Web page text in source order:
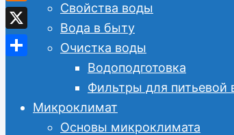
Свойства воды
Вода в быту
Очистка воды
Водоподготовка
Фильтры для питьевой
Микроклимат
Основы микроклимата
Odnoklassniki
X